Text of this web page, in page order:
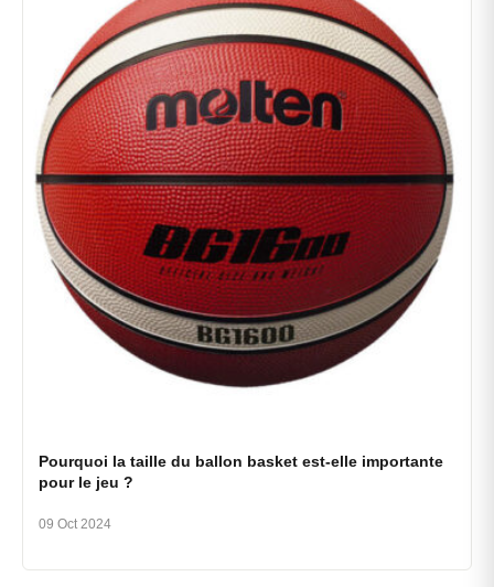
Pourquoi la taille du ballon basket est-elle importante
pour le jeu ?
09 Oct 2024